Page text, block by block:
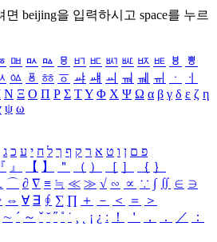
면 beijing을 입력하시고 space를 누르
ㅮ ㅯ ㅰ ㅱ ㅲ ㅳ ㅴ ㅵ ㅶ ㅷ ㅸ
ㅹ
ㆃ ㆄ ㆅ ㆆ ㆇ ㆈ ㆉ ㆊ ㆋ ㆌ ㆍ
ㆎ
Ν Ξ Ο Π Ρ Σ ΤΥ Φ Χ Ψ Ω α β γ δ ε ζ η
ψ ω
פ ם ן ו ט א ר ק ף ך ל ח י ע כ ג
『 』 【 】 ＂ （ ） ［ ］ ｛ ｝
⌒ ∂ ∇ ≡ ≒ ≪ ≫ √ ∽ ∝ ∵ ∫ ∬ ∈ ∋
⇔ ∀ ∃ ∮ ∑ ∏ ＋ － ＜ ＝
＞
∼ ´ ～ ˇ ˘ ˝ ˚ ˙ ¸ ¡ ¿ ː ！ ＇ ， ． ／
：